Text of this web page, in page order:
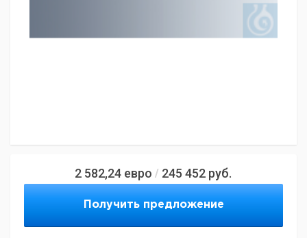
2 582,24 евро / 245 452 руб.
Получить предложение